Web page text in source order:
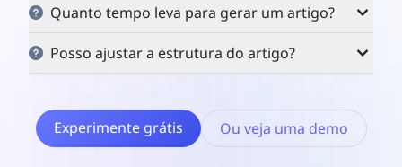
O número de artigos que podem ser gerados
depende do seu saldo de créditos.
Quanto tempo leva para gerar um artigo?
A geração de artigos pode levar vários minutos
devido à colaboração multiagente e ao
agentes como rastreadores de conteúdo.
Posso ajustar a estrutura do artigo?
estruturas predefinidas para vários tipos de
artigos e também suporta ajustes manuais.
Experimente grátis Ou veja uma demo